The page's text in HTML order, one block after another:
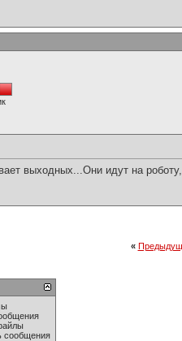
выходных...Они идут на
«
сообщения